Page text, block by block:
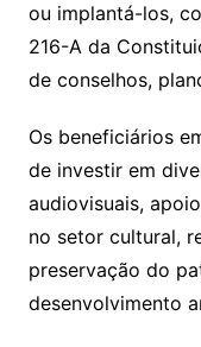
ou implantá-los,
216-A da
de conselhos,
Os beneficiários
de investir em
audiovisuais,
no setor cultural,
preservação do
desenvolvimento